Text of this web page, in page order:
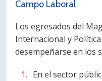
Campo Laboral
Los egresados del
Internacional y
desempeñarse en los
En el sector